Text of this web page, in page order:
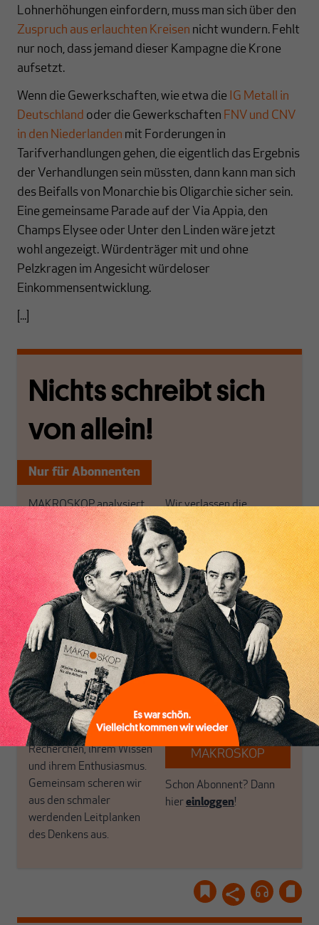
Lohnerhöhungen einfordern, muss man sich über den
Zuspruch aus erlauchten Kreisen nicht wundern. Fehlt
nur noch, dass jemand dieser Kampagne die Krone
aufsetzt.
Wenn die Gewerkschaften, wie etwa die IG Metall in
Deutschland oder die Gewerkschaften FNV und CNV
in den Niederlanden mit Forderungen in
Tarifverhandlungen gehen, die eigentlich das Ergebnis
der Verhandlungen sein müssten, dann kann man sich
des Beifalls von Monarchie bis Oligarchie sicher sein.
Eine gemeinsame Parade auf der Via Appia, den
Champs Elysee oder Unter den Linden wäre jetzt
wohl angezeigt. Würdenträger mit und ohne
Pelzkragen im Angesicht würdeloser
Einkommensentwicklung.
[...]
Nichts schreibt sich
von allein!
Nur für Abonnenten
MAKROSKOP analysiert
wirtschaftspolitische
Themen aus einer
postkeynesianischen
Perspektive und ist damit
in Deutschland einzigartig.
MAKROSKOP steht für
das große Ganze. Wir
haben einen Blick auf
Geld, Wirtschaft und
Politik, den Sie so
woanders nicht finden.
Dabei leben wir von
unseren Autoren, ihren
Recherchen, ihrem Wissen
und ihrem Enthusiasmus.
Gemeinsam scheren wir
aus den schmaler
werdenden Leitplanken
des Denkens aus.
Wir verlassen die
journalistische Filterblase,
in der sich viele
eingerichtet haben. Wir
öffnen Fenster und
bringen frische Luft in die
engen und verstaubten
Debattenräume.
Brauchen Sie auch frische
Luft? Dann folgen Sie
einfach dem Button.
ABONNIEREN SIE
MAKROSKOP
Schon Abonnent? Dann
hiereinloggen!